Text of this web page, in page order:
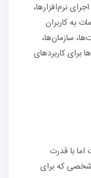
نرم‌افزارها،
به کاربران
سازمان‌ها،
برای کاربردهای
با قدرت
شخصی که برای